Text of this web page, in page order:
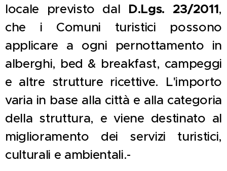
locale previsto dal D.Lgs. 23/2011,
che i Comuni turistici possono
applicare a ogni pernottamento in
alberghi, bed & breakfast, campeggi
e altre strutture ricettive. L'importo
varia in base alla città e alla categoria
della struttura, e viene destinato al
miglioramento dei servizi turistici,
culturali e ambientali.-